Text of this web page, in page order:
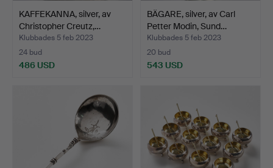
KAFFEKANNA, silver, av
Christopher Creutz,…
Klubbades 5 feb 2023
24 bud
486 USD
BÄGARE, silver, av Carl
Petter Modin, Sund…
Klubbades 5 feb 2023
20 bud
543 USD